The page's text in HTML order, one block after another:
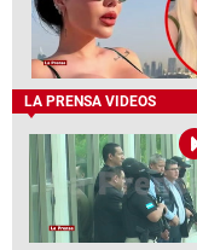
LA PRENSA VIDEOS